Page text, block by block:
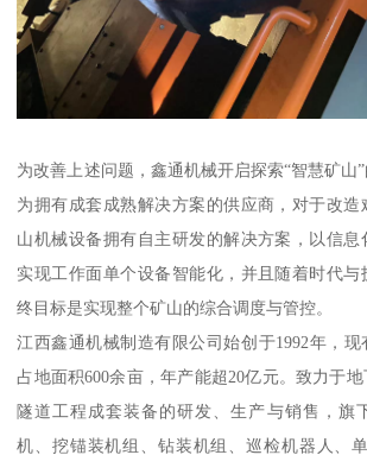
为改善上述问题，鑫通机械开启探索“智慧矿山
为拥有成套成熟解决方案的供应商，对于改
山机械设备拥有自主研发的解决方案，以信息
实现工作面单个设备智能化，并且随着时代与
终目标是实现整个矿山的综合调度与管控。
江西鑫通机械制造有限公司始创于1992年，现
占地面积600余亩，年产能超20亿元。致力于
隧道工程成套装备的研发、生产与销售，旗
机、挖锚装机组、钻装机组、巡检机器人、